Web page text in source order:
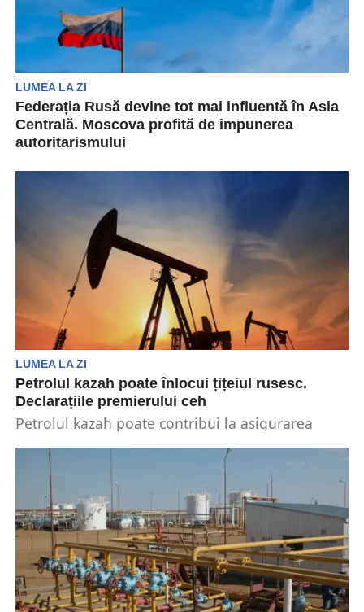
LUMEA LA ZI
Federația Rusă devine tot mai influentă în Asia
Centrală. Moscova profită de impunerea
autoritarismului
ochii noștri. După acapararea puterii în timpul
LUMEA LA ZI
Petrolul kazah poate înlocui țițeiul rusesc.
Declarațiile premierului ceh
Petrolul kazah poate contribui la asigurarea
aceasta a încetat...